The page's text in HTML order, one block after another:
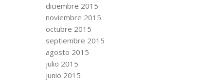
diciembre 2015
noviembre 2015
octubre 2015
septiembre 2015
agosto 2015
julio 2015
junio 2015